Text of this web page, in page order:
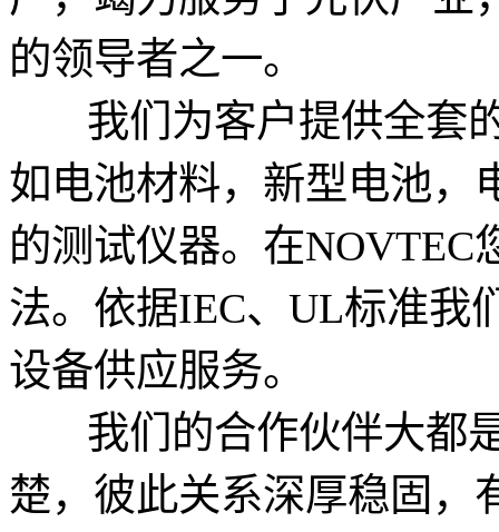
的领导者之一。
我们为客户提供全套的
如电池材料，新型电池，
的测试仪器。在
法。依据IEC、UL标准我
设备供应服务。
我们的合作伙伴大都是
楚，彼此关系深厚稳固，